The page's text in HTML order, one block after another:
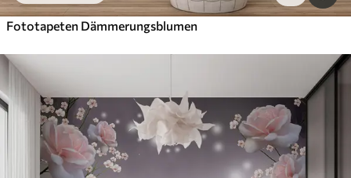
Fototapeten Dämmerungsblumen